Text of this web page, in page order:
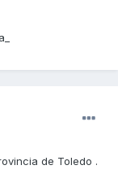
de Toledo .